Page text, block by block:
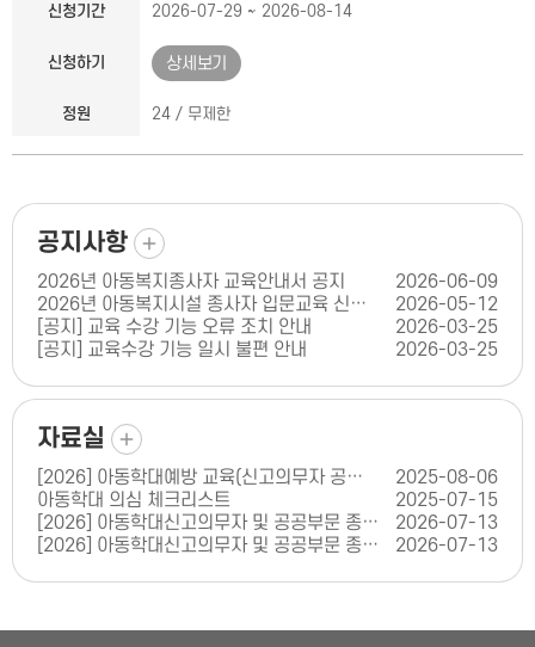
신청기간 2026-07-29 ~ 2026-08-14
신청하기 상세보기
정원 24 / 무제한
공지사항
더보기
2026년 아동복지종사자 교육안내서 공지
2026-06-09
2026년 아동복지시설 종사자 입문교육 신청 안내
2026-05-12
[공지] 교육 수강 기능 오류 조치 안내
2026-03-25
[공지] 교육수강 기능 일시 불편 안내
2026-03-25
자료실
더보기
[2026] 아동학대예방 교육(신고의무자 공공부문 교육) 콘텐츠 인증 신청서(양식)
2025-08-06
아동학대 의심 체크리스트
2025-07-15
[2026] 아동학대신고의무자 및 공공부문 종사자 아동학대 예방교육(체육기관 종사자 편)
2026-07-13
[2026] 아동학대신고의무자 및 공공부문 종사자 아동학대 예방교육(학원 종사자 편)
2026-07-13